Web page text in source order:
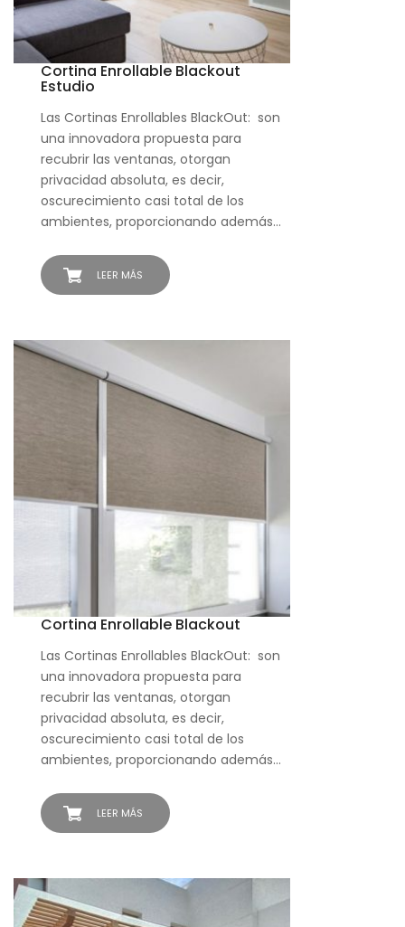
LEER MÁS
Cortina Enrollable Blackout
Estudio
Las Cortinas Enrollables BlackOut: son
una innovadora propuesta para
recubrir las ventanas, otorgan
privacidad absoluta, es decir,
oscurecimiento casi total de los
ambientes, proporcionando además…
LEER MÁS
Cortina Enrollable Blackout
Las Cortinas Enrollables BlackOut: son
una innovadora propuesta para
recubrir las ventanas, otorgan
privacidad absoluta, es decir,
oscurecimiento casi total de los
ambientes, proporcionando además…